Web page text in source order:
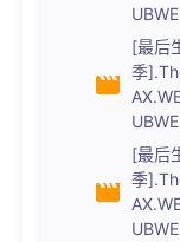
[最后
季
[最后
季